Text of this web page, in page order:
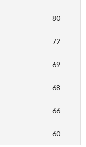
80
72
69
68
66
60